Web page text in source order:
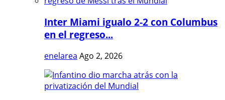
Inter Miami igualo 2-2 con Columbus
en el regreso...
enelarea Ago 2, 2026